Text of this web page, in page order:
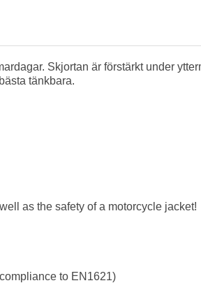
Skjortan är förstärkt under
tänkbara.
as the safety of a motorcycle jacket!
to EN1621)